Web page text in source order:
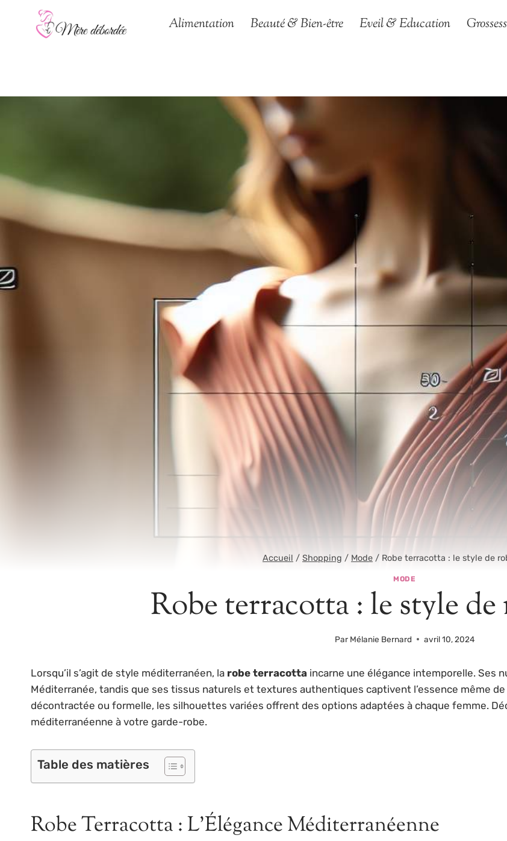
Alimentation Beauté & Bien-être Eveil & Education
Accueil / Shopping / Mode / Robe terracotta : le style de
MODE
Robe terracotta : le style
Par Mélanie Bernard avril 10, 2024
Lorsqu’il s’agit de style méditerranéen, la robe terracotta incarne une élégance intemporelle. Ses
Méditerranée, tandis que ses tissus naturels et textures authentiques captivent l’essence même
décontractée ou formelle, les silhouettes variées offrent des options adaptées à chaque femme.
méditerranéenne à votre garde-robe.
Table des matières
Robe Terracotta : L’Élégance Méditerranéenne